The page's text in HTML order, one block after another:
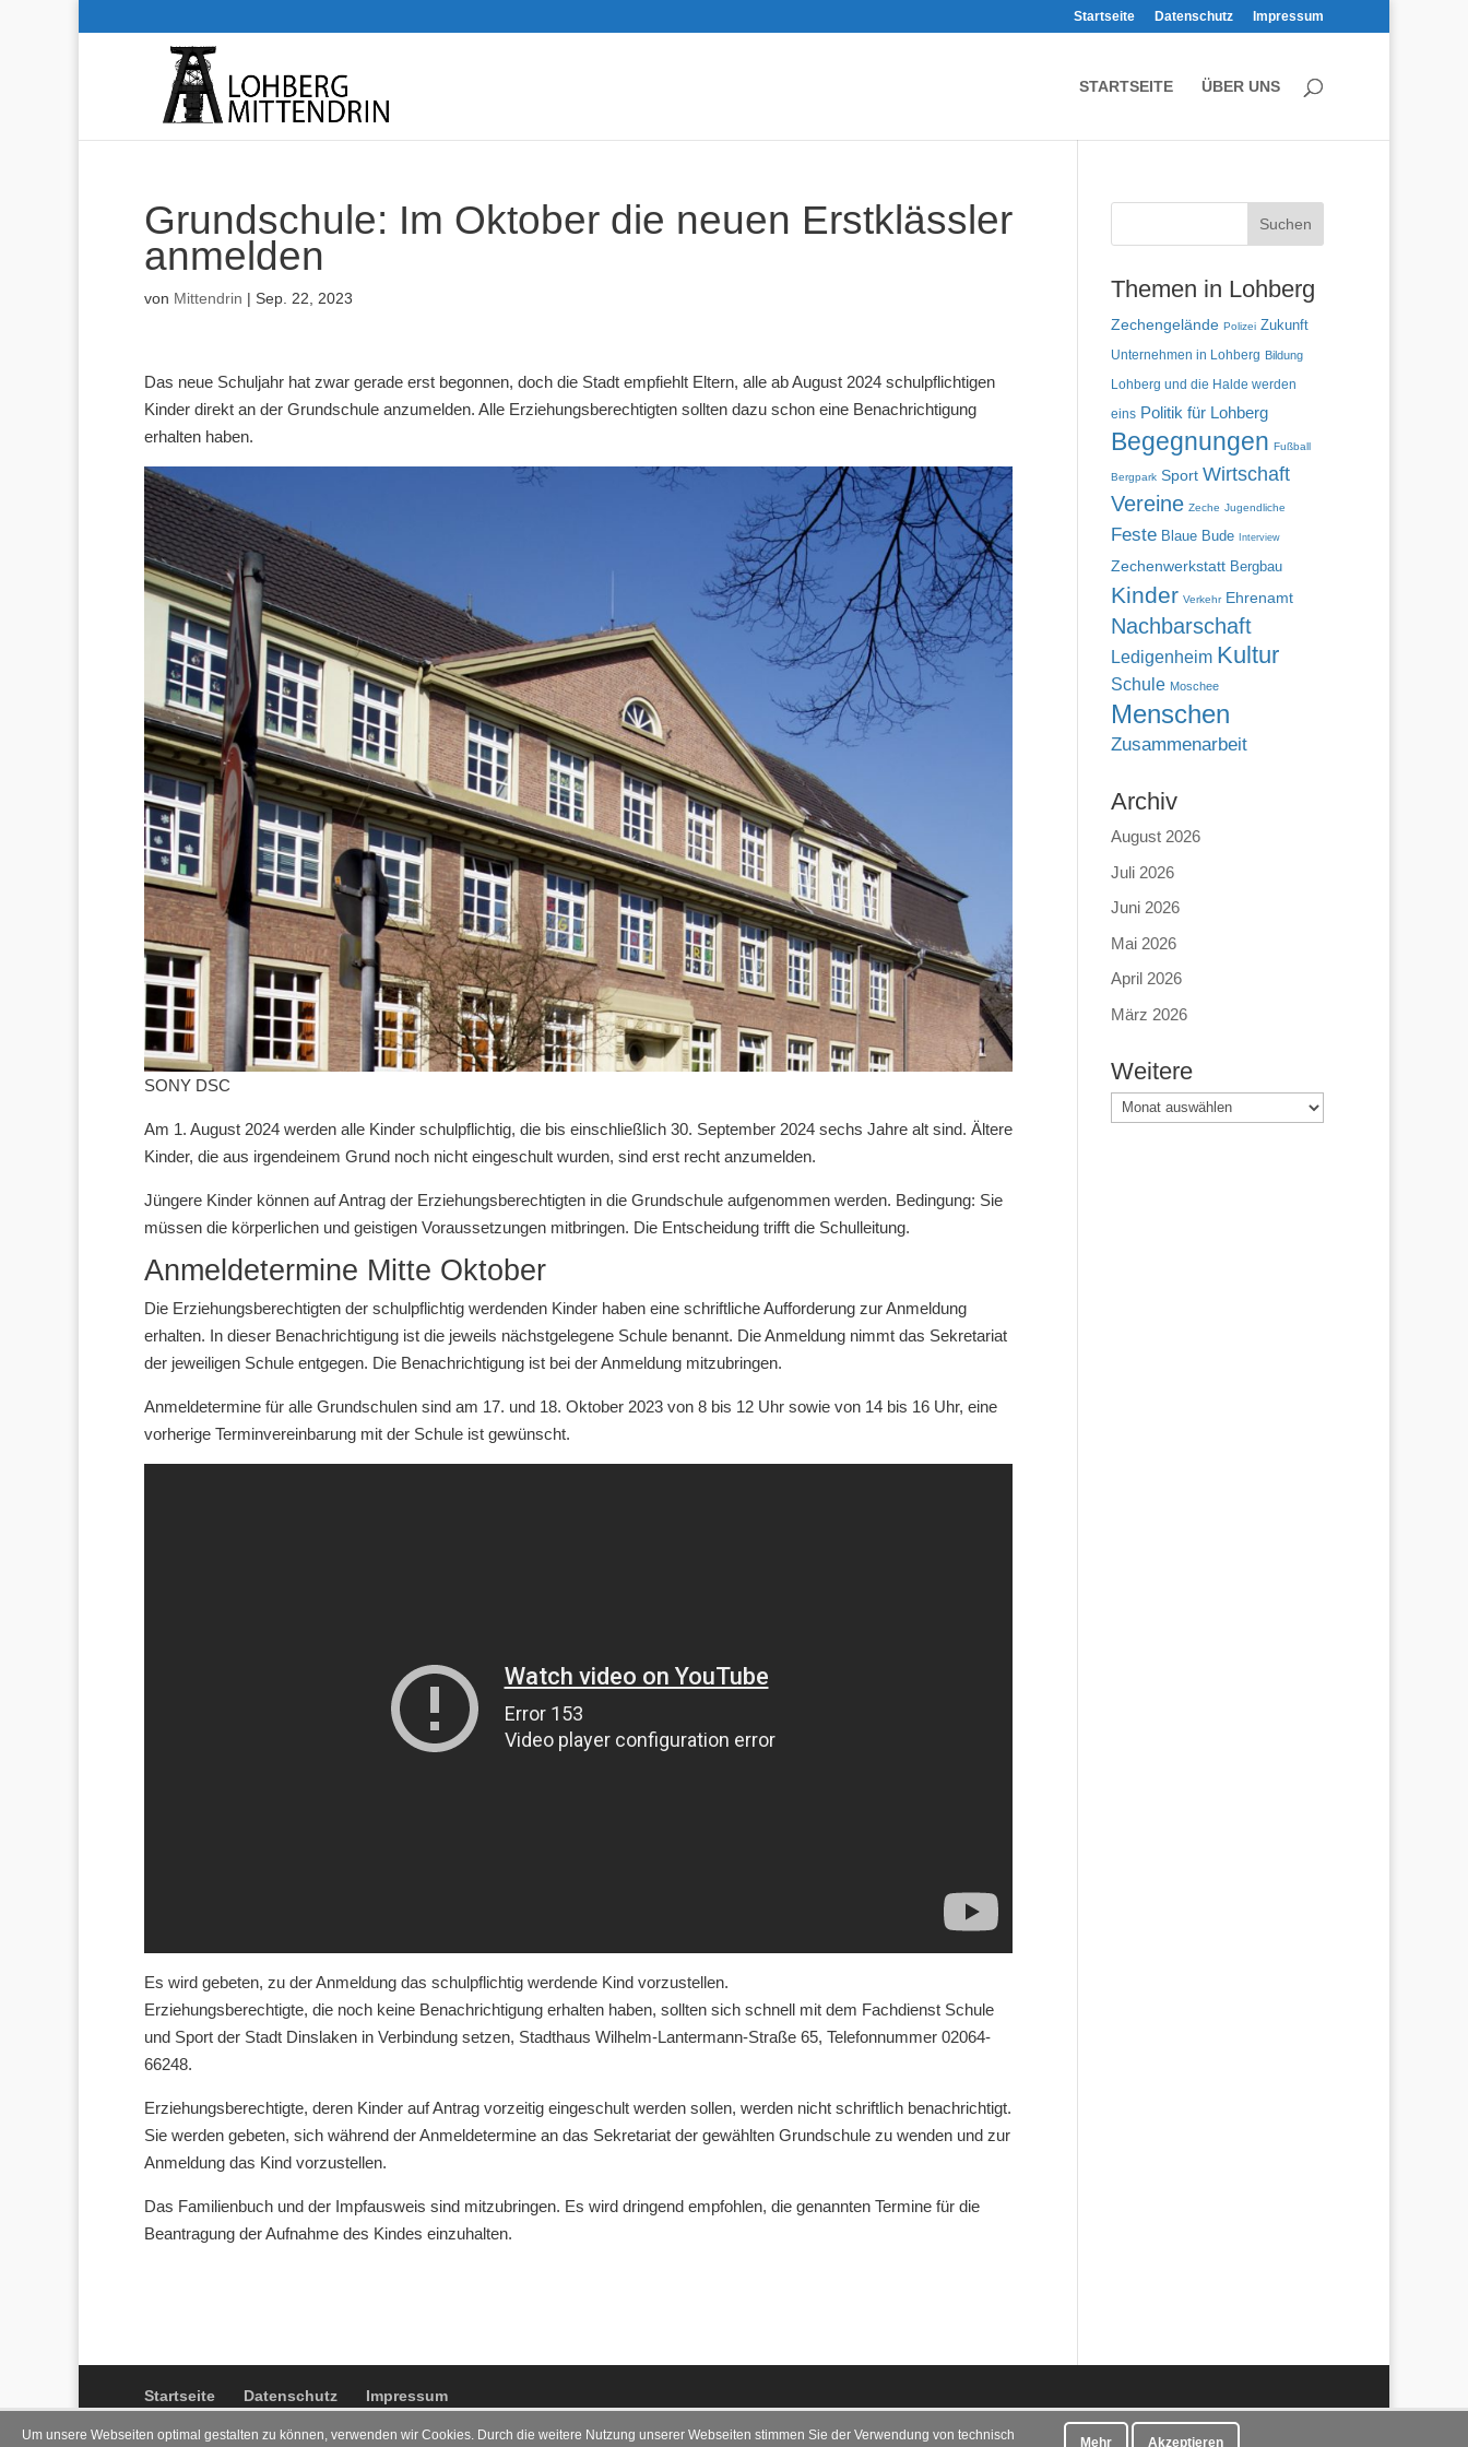
Startseite Datenschutz Impressum
STARTSEITE ÜBER UNS
Grundschule: Im Oktober die neuen Erstklässler
anmelden
von Mittendrin | Sep. 22, 2023
Das neue Schuljahr hat zwar gerade erst begonnen, doch die Stadt empfiehlt Eltern, alle ab August 2024 schulpflichtigen
Kinder direkt an der Grundschule anzumelden. Alle Erziehungsberechtigten sollten dazu schon eine Benachrichtigung
erhalten haben.
SONY DSC
Am 1. August 2024 werden alle Kinder schulpflichtig, die bis einschließlich 30. September 2024 sechs Jahre alt sind. Ältere
Kinder, die aus irgendeinem Grund noch nicht eingeschult wurden, sind erst recht anzumelden.
Jüngere Kinder können auf Antrag der Erziehungsberechtigten in die Grundschule aufgenommen werden. Bedingung: Sie
müssen die körperlichen und geistigen Voraussetzungen mitbringen. Die Entscheidung trifft die Schulleitung.
Anmeldetermine Mitte Oktober
Die Erziehungsberechtigten der schulpflichtig werdenden Kinder haben eine schriftliche Aufforderung zur Anmeldung
erhalten. In dieser Benachrichtigung ist die jeweils nächstgelegene Schule benannt. Die Anmeldung nimmt das Sekretariat
der jeweiligen Schule entgegen. Die Benachrichtigung ist bei der Anmeldung mitzubringen.
Anmeldetermine für alle Grundschulen sind am 17. und 18. Oktober 2023 von 8 bis 12 Uhr sowie von 14 bis 16 Uhr, eine
vorherige Terminvereinbarung mit der Schule ist gewünscht.
Es wird gebeten, zu der Anmeldung das schulpflichtig werdende Kind vorzustellen.
Erziehungsberechtigte, die noch keine Benachrichtigung erhalten haben, sollten sich schnell mit dem Fachdienst Schule
und Sport der Stadt Dinslaken in Verbindung setzen, Stadthaus Wilhelm-Lantermann-Straße 65, Telefonnummer 02064-
66248.
Erziehungsberechtigte, deren Kinder auf Antrag vorzeitig eingeschult werden sollen, werden nicht schriftlich benachrichtigt.
Sie werden gebeten, sich während der Anmeldetermine an das Sekretariat der gewählten Grundschule zu wenden und zur
Anmeldung das Kind vorzustellen.
Das Familienbuch und der Impfausweis sind mitzubringen. Es wird dringend empfohlen, die genannten Termine für die
Beantragung der Aufnahme des Kindes einzuhalten.
Themen in Lohberg
Zechengelände Polizei Zukunft
Unternehmen in Lohberg Bildung
Lohberg und die Halde werden
eins Politik für Lohberg
Begegnungen Fußball
Bergpark Sport Wirtschaft
Vereine Zeche Jugendliche
Feste Blaue Bude Interview
Zechenwerkstatt Bergbau
Kinder Verkehr Ehrenamt
Nachbarschaft
Ledigenheim Kultur
Schule Moschee
Menschen
Zusammenarbeit
Archiv
August 2026
Juli 2026
Juni 2026
Mai 2026
April 2026
März 2026
Weitere
Weitere
Startseite Datenschutz Impressum
Um unsere Webseiten optimal gestalten zu können, verwenden wir Cookies. Durch die weitere Nutzung unserer Webseiten stimmen Sie der Verwendung von technisch Mehr Akzeptieren